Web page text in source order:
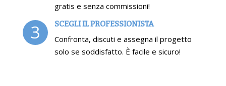
gratis e senza commissioni!
3 SCEGLI IL PROFESSIONISTA
Confronta, discuti e assegna il progetto
solo se soddisfatto. È facile e sicuro!